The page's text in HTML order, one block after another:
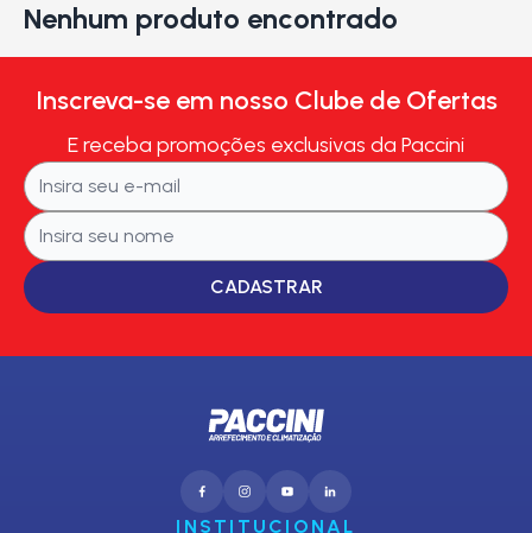
Nenhum produto encontrado
Inscreva-se em nosso Clube de Ofertas
E receba promoções exclusivas da Paccini
CADASTRAR
INSTITUCIONAL